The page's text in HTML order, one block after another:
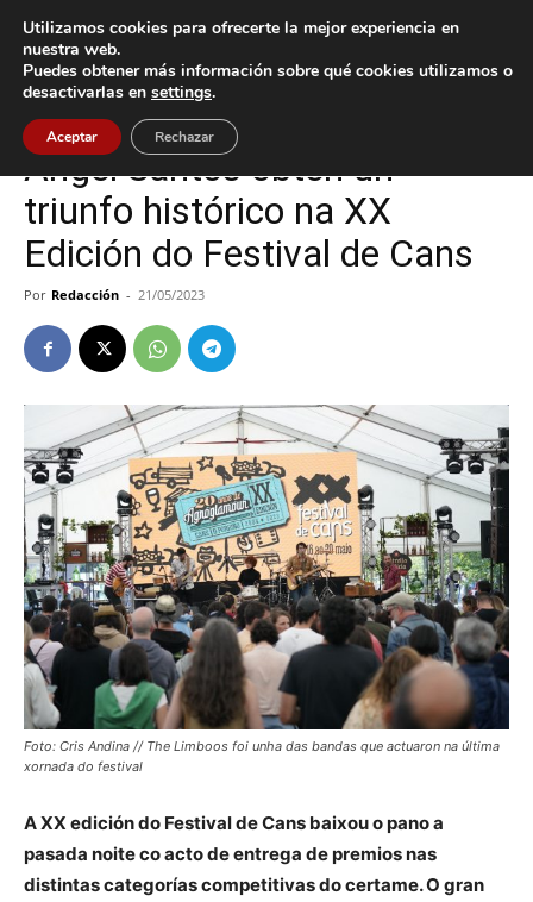
Inicio O Porriño
O Porriño
Ángel Santos obtén un
triunfo histórico na XX
Edición do Festival de Cans
Por Redacción - 21/05/2023
Foto: Cris Andina // The Limboos foi unha das bandas que actuaron na última
xornada do festival
A XX edición do Festival de Cans baixou o pano a
pasada noite co acto de entrega de premios nas
distintas categorías competitivas do certame. O gran
Utilizamos cookies para ofrecerte la mejor experiencia en
nuestra web.
Puedes obtener más información sobre qué cookies utilizamos o
desactivarlas en settings.
Aceptar Rechazar